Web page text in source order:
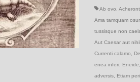
Ab ovo
Ama tamquam
tussisque non
Aut Caesar aut nihil
Currenti calamo
enea inferi, Eneide
adversis, Etiam